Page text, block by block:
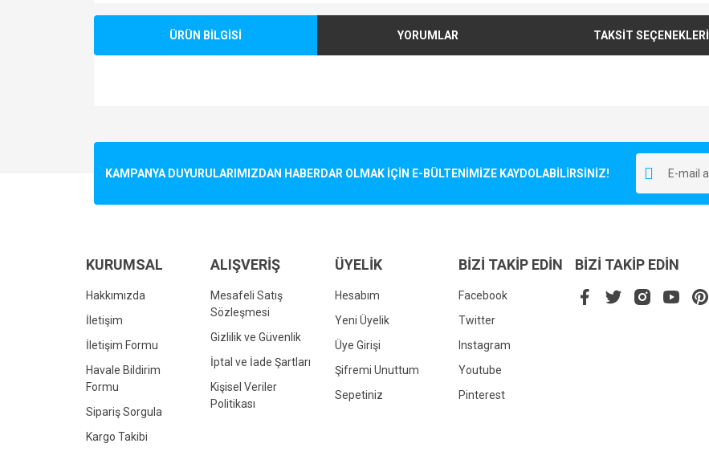
ÜRÜN BİLGİSİ YORUMLAR TAKSİT SEÇENEKLERİ
Ürün resmi kalitesiz, bozuk veya görüntülenemiyor.
Bu ürüne benzer farklı alternatifler olmalı.
KAMPANYA DUYURULARIMIZDAN HABERDAR OLMAK İÇİN E-BÜLTENİMİZE KAYDOLABİLİRSİNİZ!
KURUMSAL
Hakkımızda
İletişim
İletişim Formu
Havale Bildirim
Formu
Sipariş Sorgula
Kargo Takibi
ALIŞVERİŞ
Mesafeli Satış
Sözleşmesi
Gizlilik ve Güvenlik
İptal ve İade Şartları
Kişisel Veriler
Politikası
ÜYELİK
Hesabım
Yeni Üyelik
Üye Girişi
Şifremi Unuttum
Sepetiniz
BİZİ TAKİP EDİN
Facebook
Twitter
Instagram
Youtube
Pinterest
BİZİ TAKİP EDİN